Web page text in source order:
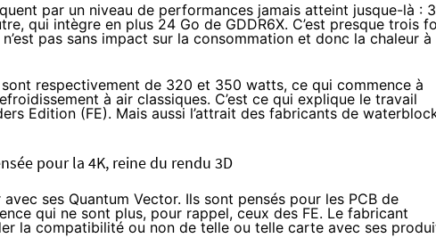
par un niveau de performances jamais atteint jusque-là :
qui intègre en plus 24 Go de GDDR6X. C’est presque trois
pas sans impact sur la consommation et donc la chaleur à
respectivement de 320 et 350 watts, ce qui commence à
à air classiques. C’est ce qui explique le travail
Edition (FE). Mais aussi l’attrait des fabricants de
pour la 4K, reine du rendu 3D
ses Quantum Vector. Ils sont pensés pour les PCB de
qui ne sont plus, pour rappel, ceux des FE. Le fabricant
la compatibilité ou non de telle ou telle carte avec ses